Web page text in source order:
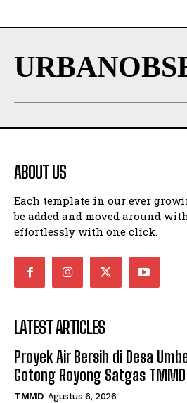
ABOUT US
Each template in our ever
be added and moved around
effortlessly with one click.
LATEST ARTICLES
Proyek Air Bersih di Desa
Gotong Royong Satgas TMMD
TMMD Agustus 6, 2026